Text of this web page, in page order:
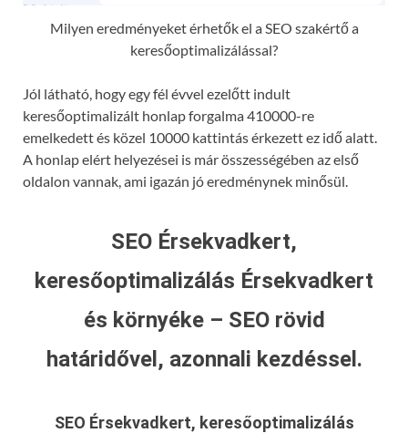
Milyen eredményeket érhetők el a SEO szakértő a
keresőoptimalizálással?
Jól látható, hogy egy fél évvel ezelőtt indult
keresőoptimalizált honlap forgalma 410000-re
emelkedett és közel 10000 kattintás érkezett ez idő alatt.
A honlap elért helyezései is már összességében az első
oldalon vannak, ami igazán jó eredménynek minősül.
SEO Érsekvadkert,
keresőoptimalizálás Érsekvadkert
és környéke – SEO rövid
határidővel, azonnali kezdéssel.
SEO Érsekvadkert, keresőoptimalizálás